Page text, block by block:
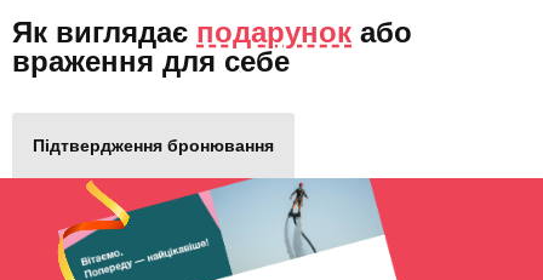
Як виглядає подарунок або
враження для себе
Підтвердження бронювання